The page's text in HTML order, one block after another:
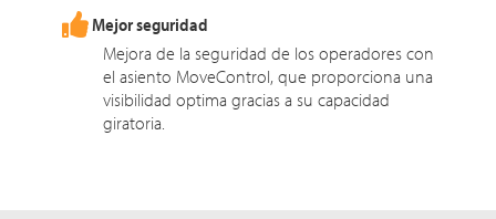
Mejor seguridad
Mejora de la seguridad de los operadores con
el asiento MoveControl, que proporciona una
visibilidad optima gracias a su capacidad
giratoria.